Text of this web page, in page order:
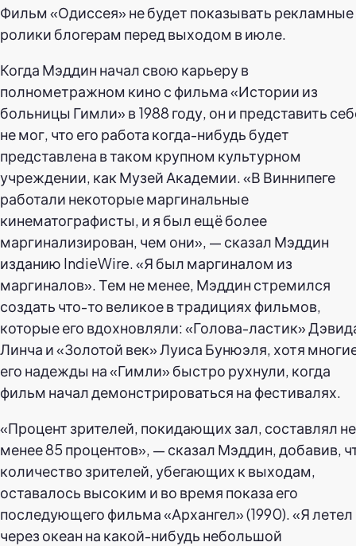
Фильм «Одиссея» не будет показывать рекламные
ролики блогерам перед выходом в июле.
Когда Мэддин начал свою карьеру в
полнометражном кино с фильма «Истории из
больницы Гимли» в 1988 году, он и представить
не мог, что его работа когда-нибудь будет
представлена в таком крупном культурном
учреждении, как Музей Академии. «В Виннипеге
работали некоторые маргинальные
кинематографисты, и я был ещё более
маргинализирован, чем они», — сказал Мэддин
изданию IndieWire. «Я был маргиналом из
маргиналов». Тем не менее, Мэддин стремился
создать что-то великое в традициях фильмов,
которые его вдохновляли: «Голова-ластик»
Линча и «Золотой век» Луиса Бунюэля, хотя
его надежды на «Гимли» быстро рухнули, когда
фильм начал демонстрироваться на фестивалях.
«Процент зрителей, покидающих зал, составлял не
менее 85 процентов», — сказал Мэддин, добавив,
количество зрителей, убегающих к выходам,
оставалось высоким и во время показа его
последующего фильма «Архангел» (1990). «Я летел
через океан на какой-нибудь небольшой